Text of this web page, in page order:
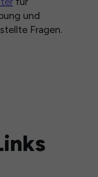
und
Fragen.